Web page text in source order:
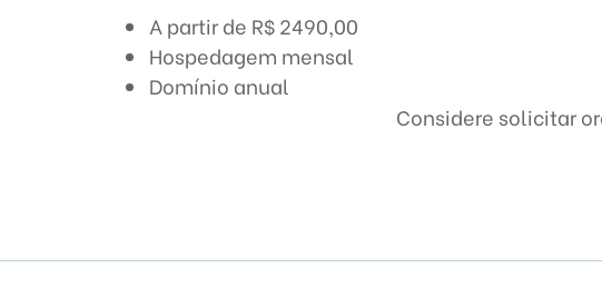
A partir de R$ 2490,00
Hospedagem mensal
Domínio anual
Considere solicitar